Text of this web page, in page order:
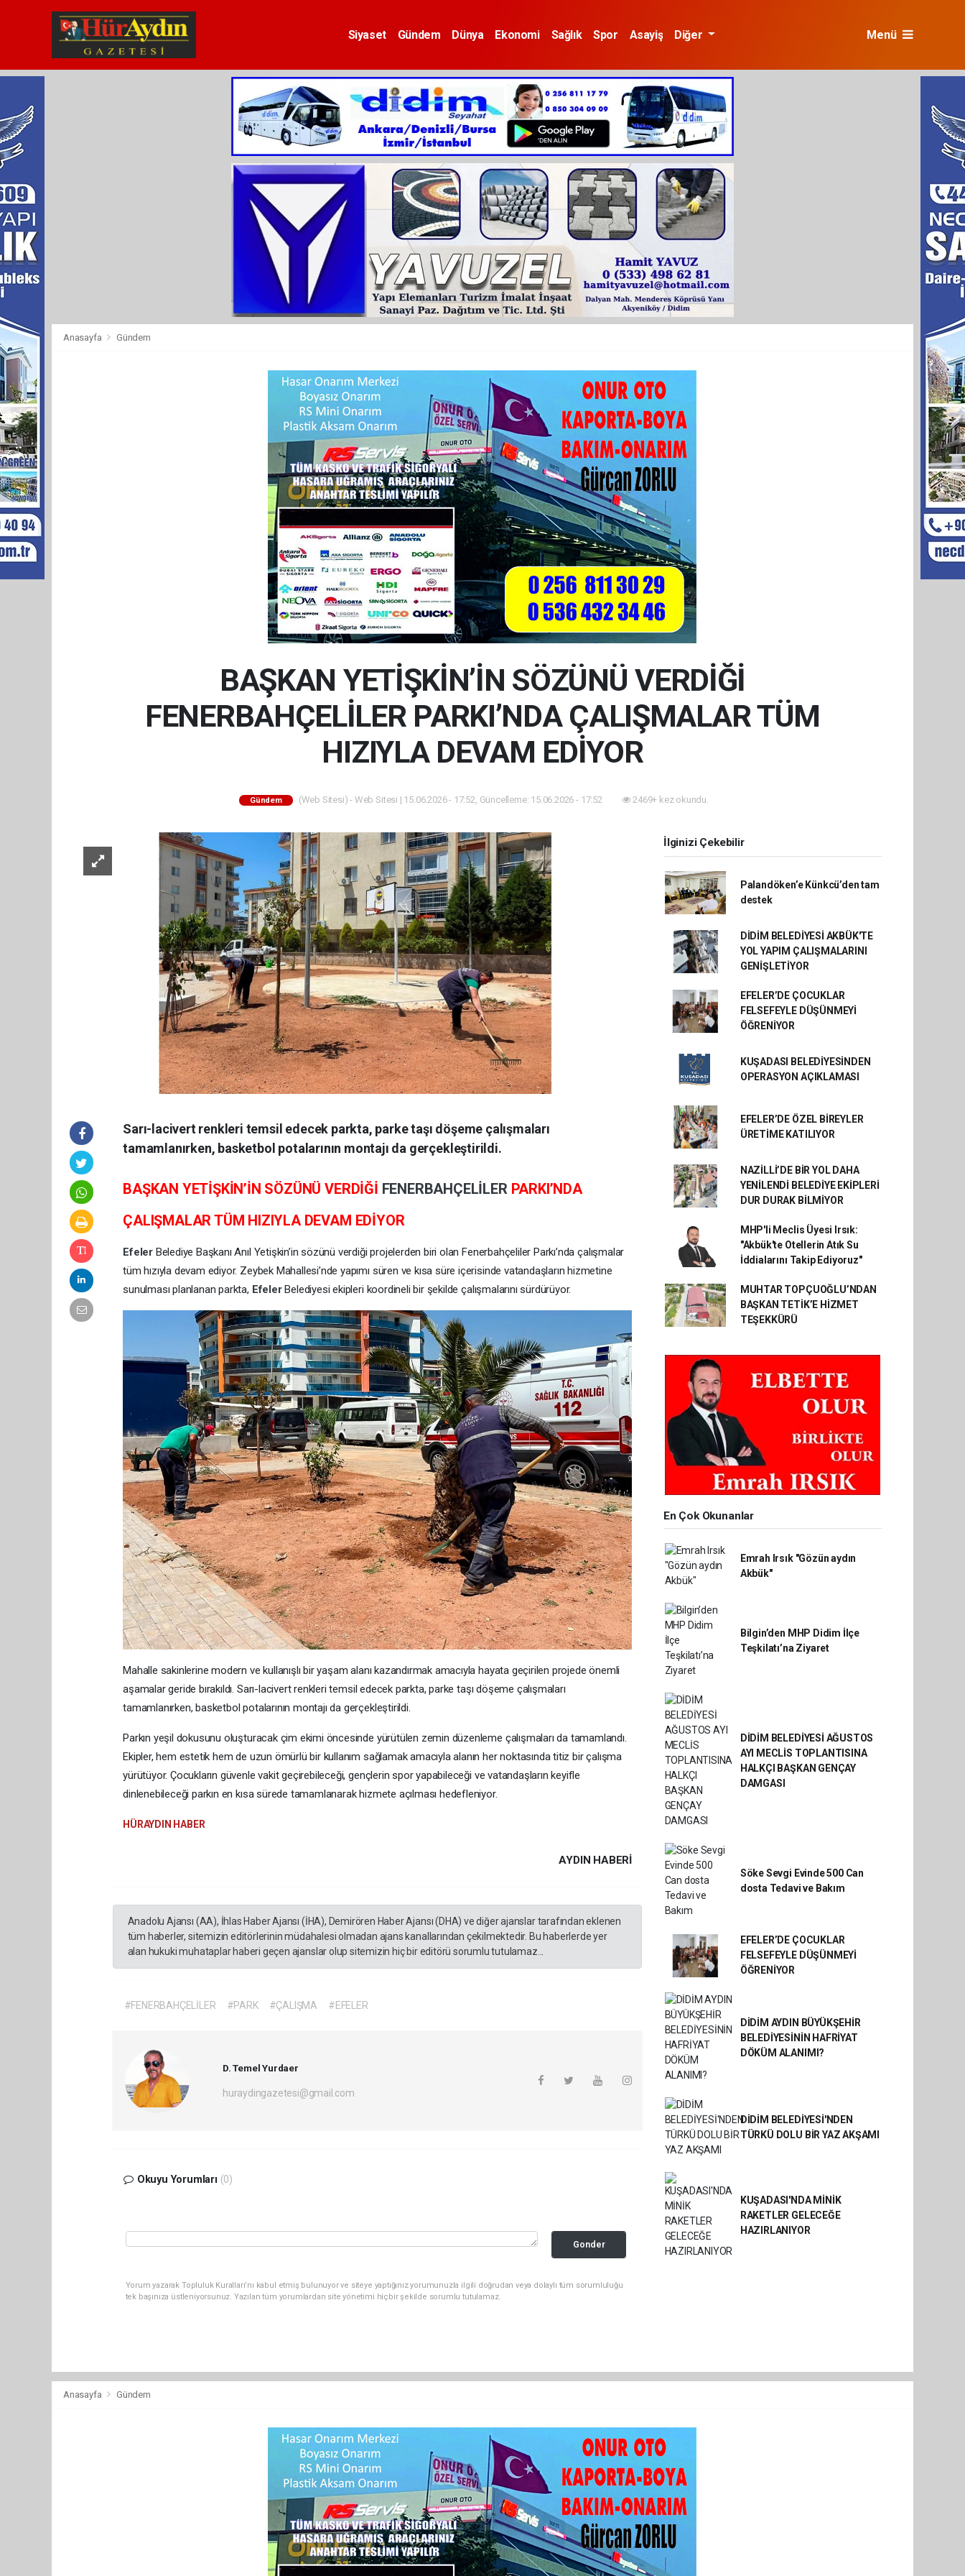
Siyaset Gündem Dünya Ekonomi Sağlık Spor Asayiş Diğer Menü
Anasayfa Gündem
BAŞKAN YETİŞKİN’İN SÖZÜNÜ VERDİĞİ
FENERBAHÇELİLER PARKI’NDA ÇALIŞMALAR TÜM
HIZIYLA DEVAM EDİYOR
Gündem (Web Sitesi) - Web Sitesi | 15.06.2026 - 17:52, Güncelleme: 15.06.2026 - 17:52 2469+ kez okundu.
Sarı-lacivert renkleri temsil edecek parkta, parke taşı döşeme çalışmaları
tamamlanırken, basketbol potalarının montajı da gerçekleştirildi.
BAŞKAN YETİŞKİN’İN SÖZÜNÜ VERDİĞİ FENERBAHÇELİLER PARKI’NDA
ÇALIŞMALAR TÜM HIZIYLA DEVAM EDİYOR
Efeler Belediye Başkanı Anıl Yetişkin’in sözünü verdiği projelerden biri olan Fenerbahçeliler Parkı’nda çalışmalar
tüm hızıyla devam ediyor. Zeybek Mahallesi’nde yapımı süren ve kısa süre içerisinde vatandaşların hizmetine
sunulması planlanan parkta, EfelerBelediyesi ekipleri koordineli bir şekilde çalışmalarını sürdürüyor.
Mahalle sakinlerine modern ve kullanışlı bir yaşam alanı kazandırmak amacıyla hayata geçirilen projede önemli
aşamalar geride bırakıldı. Sarı-lacivert renkleri temsil edecek parkta, parke taşı döşeme çalışmaları
tamamlanırken, basketbol potalarının montajı da gerçekleştirildi.
Parkın yeşil dokusunu oluşturacak çim ekimi öncesinde yürütülen zemin düzenleme çalışmaları da tamamlandı.
Ekipler, hem estetik hem de uzun ömürlü bir kullanım sağlamak amacıyla alanın her noktasında titiz bir çalışma
yürütüyor. Çocukların güvenle vakit geçirebileceği, gençlerin spor yapabileceği ve vatandaşların keyifle
dinlenebileceği parkın en kısa sürede tamamlanarak hizmete açılması hedefleniyor.
HÜRAYDIN HABER
AYDIN HABERİ
Anadolu Ajansı (AA), İhlas Haber Ajansı (İHA), Demirören Haber Ajansı (DHA) ve diğer ajanslar tarafından eklenen
tüm haberler, sitemizin editörlerinin müdahalesi olmadan ajans kanallarından çekilmektedir. Bu haberlerde yer
alan hukuki muhataplar haberi geçen ajanslar olup sitemizin hiç bir editörü sorumlu tutulamaz...
#FENERBAHÇELİLER #PARK #ÇALIŞMA #EFELER
D. Temel Yurdaer
huraydingazetesi@gmail.com
Okuyu Yorumları (0)
Gonder
Yorum yazarak Topluluk Kuralları’nı kabul etmiş bulunuyor ve siteye yaptığınız yorumunuzla ilgili doğrudan veya dolaylı tüm sorumluluğu
tek başınıza üstleniyorsunuz. Yazılan tüm yorumlardan site yönetimi hiçbir şekilde sorumlu tutulamaz.
İlginizi Çekebilir
Palandöken’e Künkcü’den tam
destek
DİDİM BELEDİYESİ AKBÜK'TE
YOL YAPIM ÇALIŞMALARINI
GENİŞLETİYOR
EFELER’DE ÇOCUKLAR
FELSEFEYLE DÜŞÜNMEYİ
ÖĞRENİYOR
KUŞADASI BELEDİYESİNDEN
OPERASYON AÇIKLAMASI
EFELER’DE ÖZEL BİREYLER
ÜRETİME KATILIYOR
NAZİLLİ’DE BİR YOL DAHA
YENİLENDİ BELEDİYE EKİPLERİ
DUR DURAK BİLMİYOR
MHP'li Meclis Üyesi Irsık:
"Akbük'te Otellerin Atık Su
İddialarını Takip Ediyoruz"
MUHTAR TOPÇUOĞLU’NDAN
BAŞKAN TETİK’E HİZMET
TEŞEKKÜRÜ
En Çok Okunanlar
Emrah Irsık "Gözün aydın
Akbük"
Bilgin’den MHP Didim İlçe
Teşkilatı’na Ziyaret
DİDİM BELEDİYESİ AĞUSTOS
AYI MECLİS TOPLANTISINA
HALKÇI BAŞKAN GENÇAY
DAMGASI
Söke Sevgi Evinde 500 Can
dosta Tedavi ve Bakım
EFELER’DE ÇOCUKLAR
FELSEFEYLE DÜŞÜNMEYİ
ÖĞRENİYOR
DİDİM AYDIN BÜYÜKŞEHİR
BELEDİYESİNİN HAFRİYAT
DÖKÜM ALANIMI?
DİDİM BELEDİYESİ'NDEN
TÜRKÜ DOLU BİR YAZ AKŞAMI
KUŞADASI'NDA MİNİK
RAKETLER GELECEĞE
HAZIRLANIYOR
Anasayfa Gündem